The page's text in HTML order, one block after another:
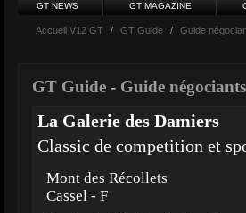
GT NEWS GT MAGAZINE
Accueil V12 GT / GT Guide / Guide
GT Guide - Guide négociants
La Galerie des Damiers
Classic de competition et
Mont des Récollets
Cassel - F